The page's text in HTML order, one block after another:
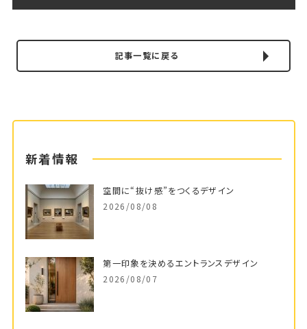
記事一覧に戻る
新着情報
空間に“抜け感”をつくるデザイン
2026/08/08
第一印象を決めるエントランスデザイン
2026/08/07